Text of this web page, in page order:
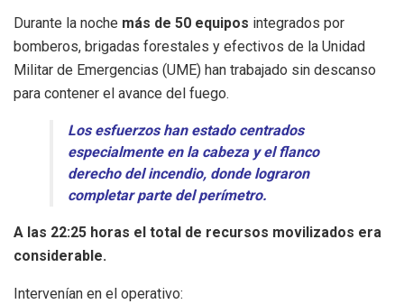
Durante la noche más de 50 equipos integrados por
bomberos, brigadas forestales y efectivos de la Unidad
Militar de Emergencias (UME) han trabajado sin descanso
para contener el avance del fuego.
Los esfuerzos han estado centrados
especialmente en la cabeza y el flanco
derecho del incendio, donde lograron
completar parte del perímetro.
A las 22:25 horas el total de recursos movilizados era
considerable.
Intervenían en el operativo: